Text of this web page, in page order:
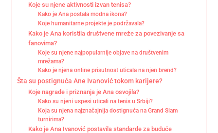
Koje su njene aktivnosti izvan tenisa?
Kako je Ana postala modna ikona?
Koje humanitarne projekte je podržavala?
Kako je Ana koristila društvene mreže za povezivanje sa
fanovima?
Koje su njene najpopularnije objave na društvenim
mrežama?
Kako je njena online prisutnost uticala na njen brend?
Šta su postignuća Ane Ivanović tokom karijere?
Koje nagrade i priznanja je Ana osvojila?
Kako su njeni uspesi uticali na tenis u Srbiji?
Koja su njena najznačajnija dostignuća na Grand Slam
turnirima?
Kako je Ana Ivanović postavila standarde za buduće